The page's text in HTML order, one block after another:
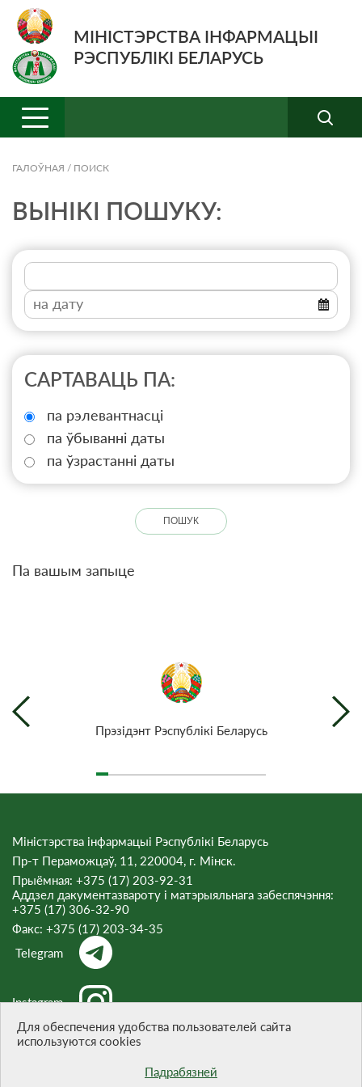
МІНІСТЭРСТВА ІНФАРМАЦЫІ
РЭСПУБЛІКІ БЕЛАРУСЬ
ГАЛОЎНАЯ / ПОИСК
ВЫНІКІ ПОШУКУ:
САРТАВАЦЬ ПА:
па рэлевантнасці
па ўбыванні даты
па ўзрастанні даты
Па вашым запыце
Прэзiдэнт Рэспублiкi Беларусь
Міністэрства інфармацыі Рэспублікі Беларусь
Пр-т Пераможцаў, 11, 220004, г. Мінск.
Прыёмная: +375 (17) 203-92-31
Аддзел дакументазвароту і матэрыяльнага забеспячэння:
+375 (17) 306-32-90
Факс: +375 (17) 203-34-35
Telegram
Instagram
Для обеспечения удобства пользователей сайта
используются cookies
Падрабязней